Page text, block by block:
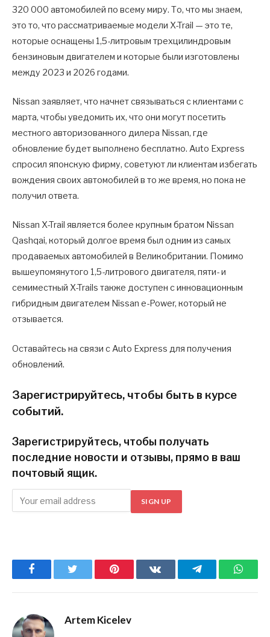
320 000 автомобилей по всему миру. То, что мы знаем,
это то, что рассматриваемые модели X-Trail — это те,
которые оснащены 1,5-литровым трехцилиндровым
бензиновым двигателем и которые были изготовлены
между 2023 и 2026 годами.
Nissan заявляет, что начнет связываться с клиентами с
марта, чтобы уведомить их, что они могут посетить
местного авторизованного дилера Nissan, где
обновление будет выполнено бесплатно. Auto Express
спросил японскую фирму, советуют ли клиентам избегать
вождения своих автомобилей в то же время, но пока не
получил ответа.
Nissan X-Trail является более крупным братом Nissan
Qashqai, который долгое время был одним из самых
продаваемых автомобилей в Великобритании. Помимо
вышеупомянутого 1,5-литрового двигателя, пяти- и
семиместный X-Trails также доступен с инновационным
гибридным двигателем Nissan e-Power, который не
отзывается.
Оставайтесь на связи с Auto Express для получения
обновлений.
Зарегистрируйтесь, чтобы быть в курсе
событий.
Зарегистрируйтесь, чтобы получать
последние новости и отзывы, прямо в ваш
почтовый ящик.
SIGN UP
Facebook Pinterest ВКонтактеTelegram
Artem Kicelev